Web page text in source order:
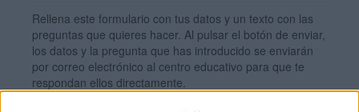
Rellena este formulario con tus datos y un texto con las
preguntas que quieres hacer. Al pulsar el botón de enviar,
los datos y la pregunta que has introducido se enviarán
por correo electrónico al centro educativo para que te
respondan ellos directamente.